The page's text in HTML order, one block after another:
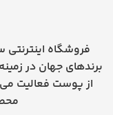
برندهای جهان در
از پوست فعالیت